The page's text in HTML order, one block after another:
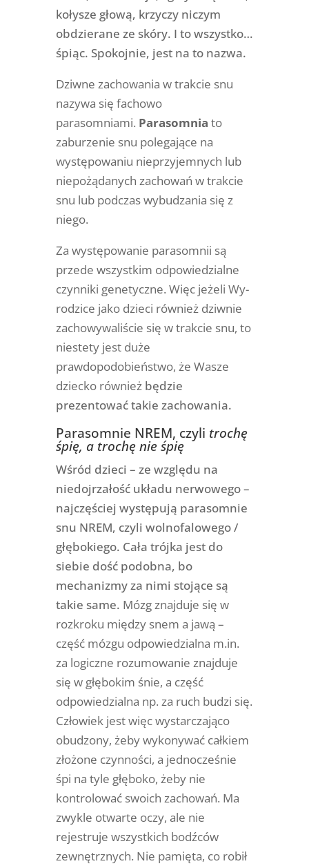
kołysze głową, krzyczy niczym
obdzierane ze skóry. I to wszystko…
śpiąc. Spokojnie, jest na to nazwa.
Dziwne zachowania w trakcie snu
nazywa się fachowo
parasomniami. Parasomnia to
zaburzenie snu polegające na
występowaniu nieprzyjemnych lub
niepożądanych zachowań w trakcie
snu lub podczas wybudzania się z
niego.
Za występowanie parasomnii są
przede wszystkim odpowiedzialne
czynniki genetyczne. Więc jeżeli Wy-
rodzice jako dzieci również dziwnie
zachowywaliście się w trakcie snu, to
niestety jest duże
prawdopodobieństwo, że Wasze
dziecko również będzie
prezentować takie zachowania.
Parasomnie NREM, czyli trochę
śpię, a trochę nie śpię
Wśród dzieci – ze względu na
niedojrzałość układu nerwowego –
najczęściej występują parasomnie
snu NREM, czyli wolnofalowego /
głębokiego. Cała trójka jest do
siebie dość podobna, bo
mechanizmy za nimi stojące są
takie same. Mózg znajduje się w
rozkroku między snem a jawą –
część mózgu odpowiedzialna m.in.
za logiczne rozumowanie znajduje
się w głębokim śnie, a część
odpowiedzialna np. za ruch budzi się.
Człowiek jest więc wystarczająco
obudzony, żeby wykonywać całkiem
złożone czynności, a jednocześnie
śpi na tyle głęboko, żeby nie
kontrolować swoich zachowań. Ma
zwykle otwarte oczy, ale nie
rejestruje wszystkich bodźców
zewnętrznych. Nie pamięta, co robił